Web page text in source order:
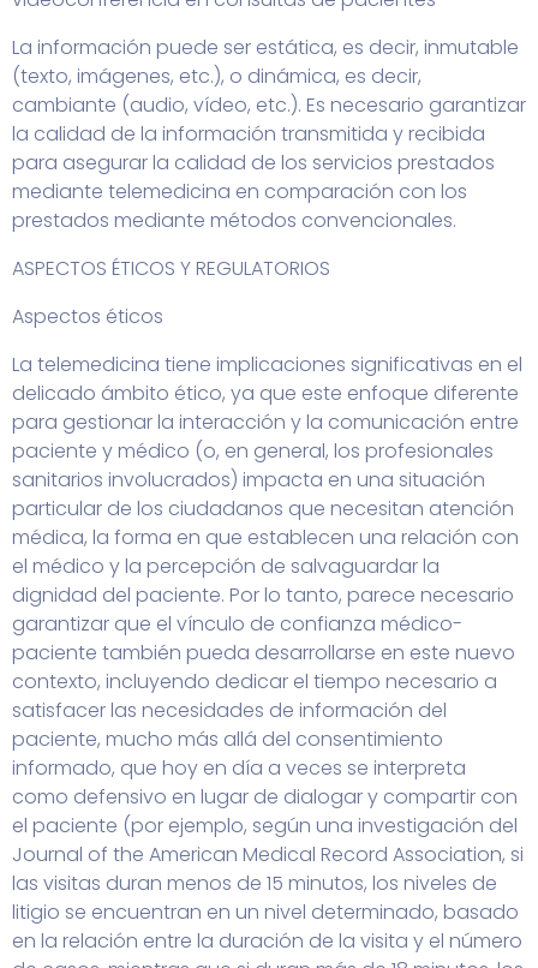
La información puede ser estática, es decir, inmutable
(texto, imágenes, etc.), o dinámica, es decir,
cambiante (audio, vídeo, etc.). Es necesario garantizar
la calidad de la información transmitida y recibida
para asegurar la calidad de los servicios prestados
mediante telemedicina en comparación con los
prestados mediante métodos convencionales.
ASPECTOS ÉTICOS Y REGULATORIOS
Aspectos éticos
La telemedicina tiene implicaciones significativas en el
delicado ámbito ético, ya que este enfoque diferente
para gestionar la interacción y la comunicación entre
paciente y médico (o, en general, los profesionales
sanitarios involucrados) impacta en una situación
particular de los ciudadanos que necesitan atención
médica, la forma en que establecen una relación con
el médico y la percepción de salvaguardar la
dignidad del paciente. Por lo tanto, parece necesario
garantizar que el vínculo de confianza médico-
paciente también pueda desarrollarse en este nuevo
contexto, incluyendo dedicar el tiempo necesario a
satisfacer las necesidades de información del
paciente, mucho más allá del consentimiento
informado, que hoy en día a veces se interpreta
como defensivo en lugar de dialogar y compartir con
el paciente (por ejemplo, según una investigación del
Journal of the American Medical Record Association, si
las visitas duran menos de 15 minutos, los niveles de
litigio se encuentran en un nivel determinado, basado
en la relación entre la duración de la visita y el número